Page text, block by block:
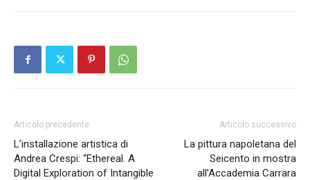
Articolo precedente
L’installazione artistica di
Andrea Crespi: “Ethereal. A
Digital Exploration of Intangible
Articolo successivo
La pittura napoletana del
Seicento in mostra
all’Accademia Carrara